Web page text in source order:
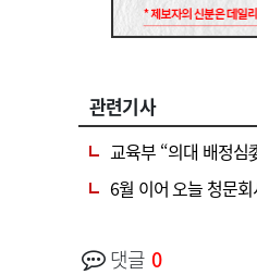
관련기사
교육부 “의대 배정
6월 이어 오늘 청문회
댓글 0